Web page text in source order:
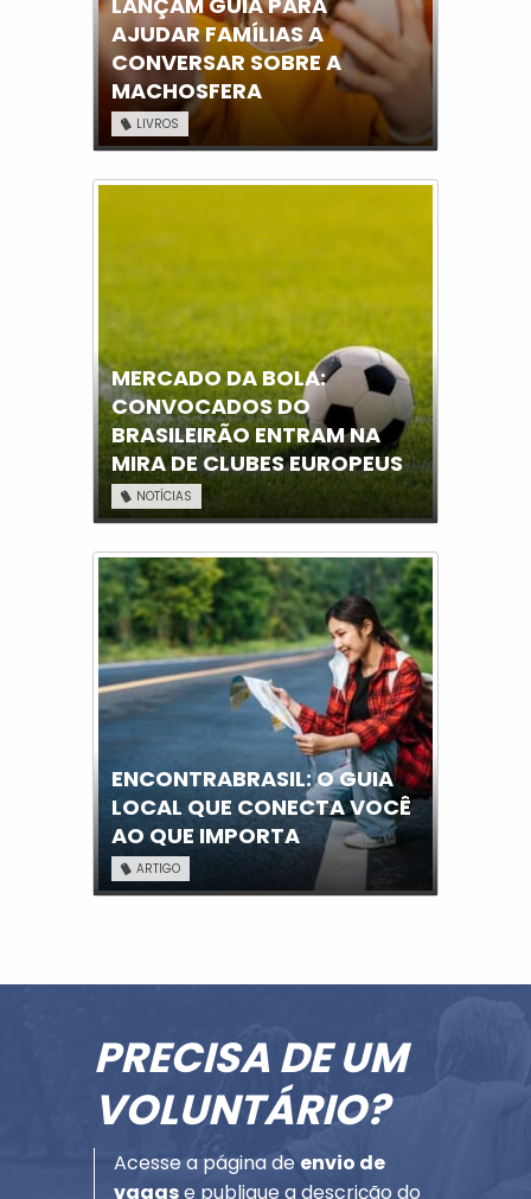
AJUDAR FAMÍLIAS A
CONVERSAR SOBRE A
MACHOSFERA
LIVROS
MERCADO DA BOLA:
CONVOCADOS DO
BRASILEIRÃO ENTRAM NA
MIRA DE CLUBES EUROPEUS
NOTÍCIAS
ENCONTRABRASIL: O GUIA
LOCAL QUE CONECTA VOCÊ
AO QUE IMPORTA
ARTIGO
PRECISA DE UM
VOLUNTÁRIO?
Acesse a página de envio de
vagase publique a descrição do